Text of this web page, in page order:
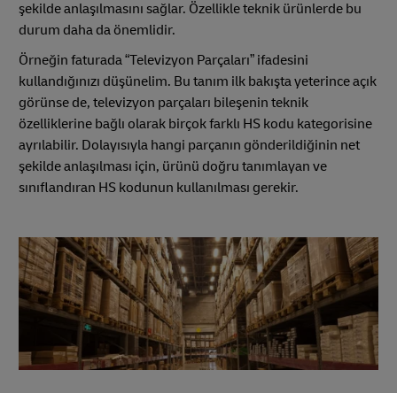
şekilde anlaşılmasını sağlar. Özellikle teknik ürünlerde bu
durum daha da önemlidir.
Örneğin faturada “Televizyon Parçaları” ifadesini
kullandığınızı düşünelim. Bu tanım ilk bakışta yeterince açık
görünse de, televizyon parçaları bileşenin teknik
özelliklerine bağlı olarak birçok farklı HS kodu kategorisine
ayrılabilir. Dolayısıyla hangi parçanın gönderildiğinin net
şekilde anlaşılması için, ürünü doğru tanımlayan ve
sınıflandıran HS kodunun kullanılması gerekir.